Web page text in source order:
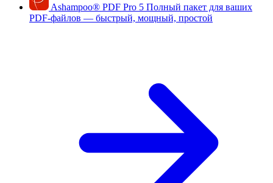
Ashampoo® PDF Pro 5 Полный пакет для ваших
PDF-файлов — быстрый, мощный, простой